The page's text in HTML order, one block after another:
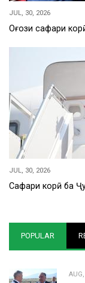
JUL, 30, 2026
Оғози сафари
JUL, 30, 2026
Сафари корӣ ба
POPULAR